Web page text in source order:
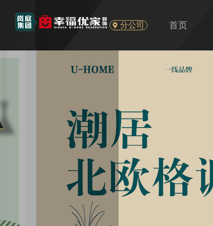
分公司 首页